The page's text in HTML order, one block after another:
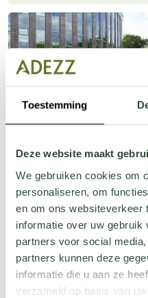
Toestemming
Deze website maakt
We gebruiken cookies om
personaliseren, om
en om ons websiteverkeer
informatie over uw gebruik
partners voor social
partners kunnen deze
informatie die u aan ze
verzameld op basis van
Diamanten vorm